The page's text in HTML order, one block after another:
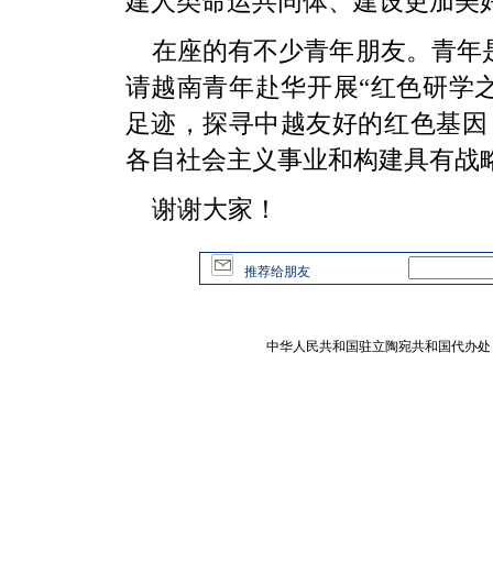
在座的有不少青年朋友。青
请越南青年赴华开展“红色研学
足迹，探寻中越友好的红色基
各自社会主义事业和构建具有
谢谢大家！
推荐给朋友
中华人民共和国驻立陶宛共和国代办处